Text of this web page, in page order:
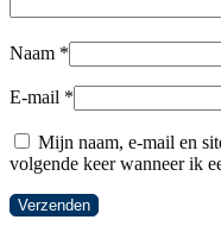
Naam *
E-mail *
Mijn naam, e-mail en
volgende keer wanneer ik